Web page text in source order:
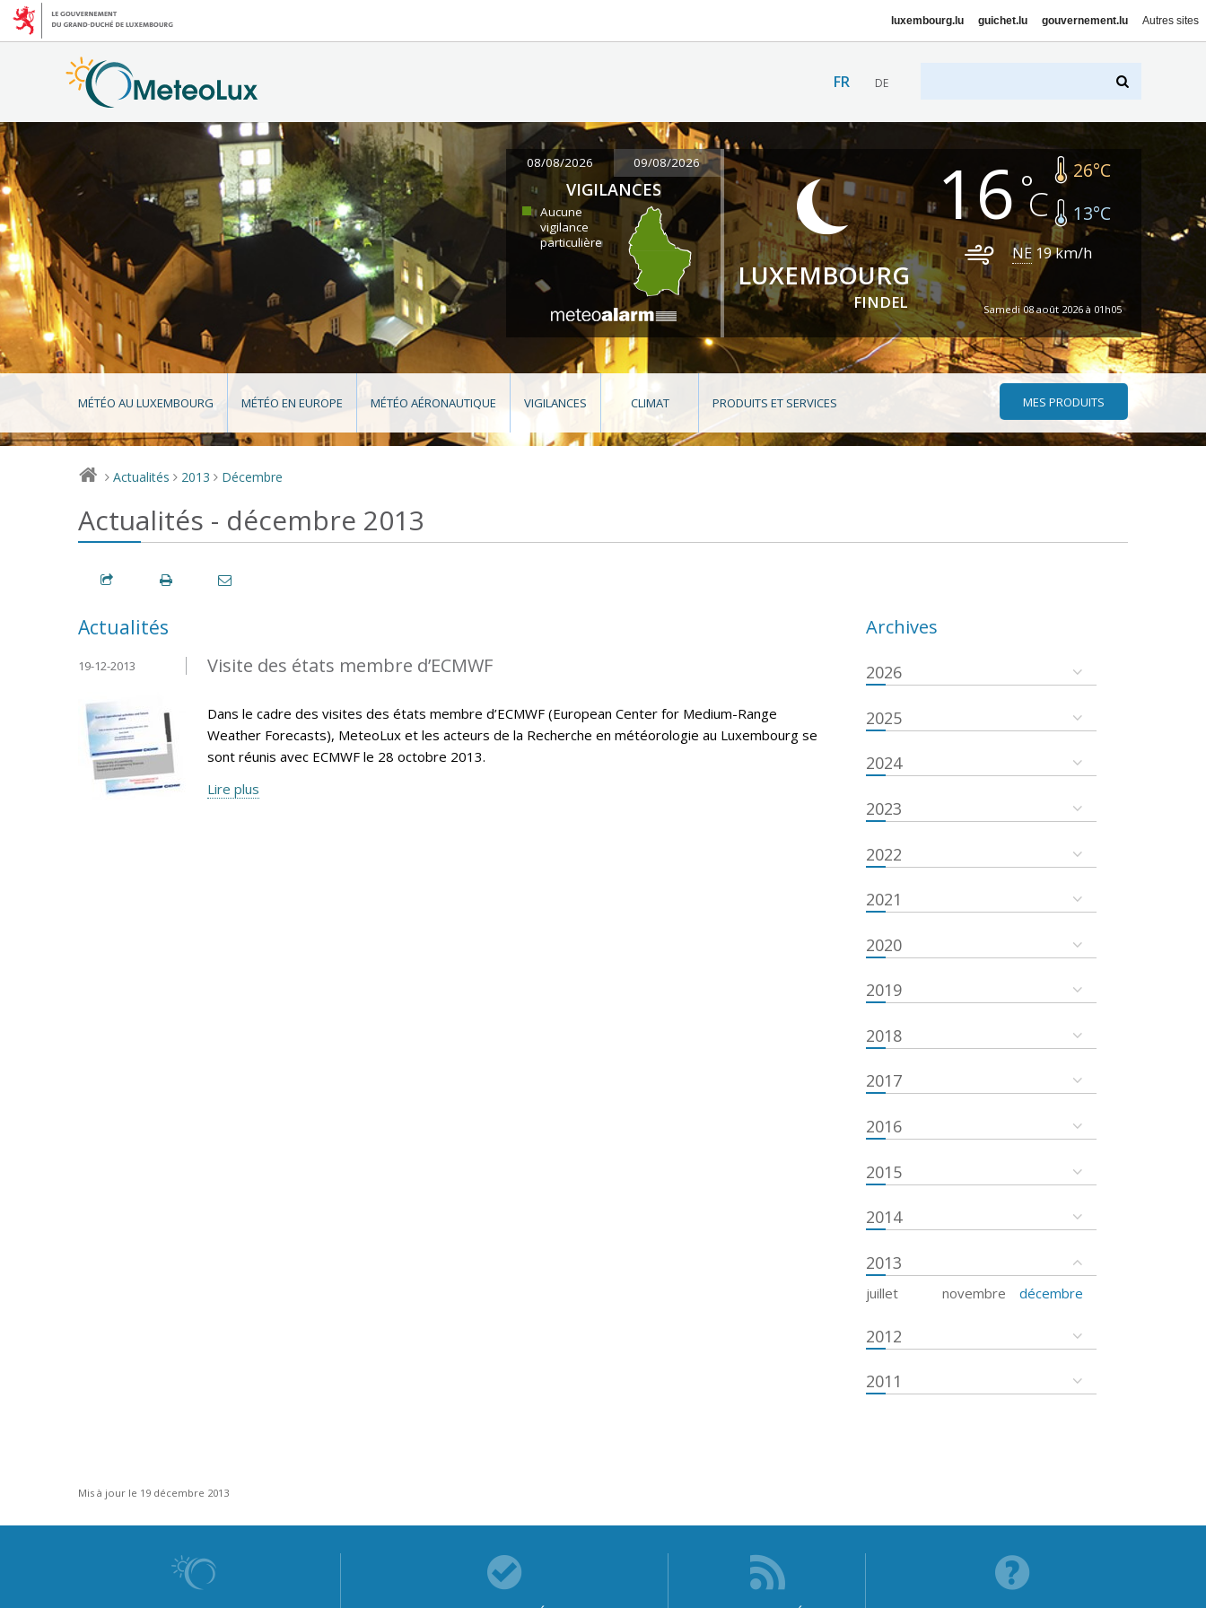
luxembourg.lu guichet.lu gouvernement.lu Autres sites
FR DE
08/08/2026 09/08/2026
VIGILANCES
Aucune
vigilance
particulière
LUXEMBOURG
FINDEL
16 26°C
13°C
NE 19km/h
Samedi 08 août 2026 à 01h05
MÉTÉO AU LUXEMBOURG MÉTÉO EN EUROPE MÉTÉO AÉRONAUTIQUE VIGILANCES CLIMAT PRODUITS ET SERVICES MES PRODUITS
> Actualités > 2013 > Décembre
Actualités - décembre 2013
Actualités
Visite des états membre d’ECMWF
19-12-2013
Dans le cadre des visites des états membre d’ECMWF (European Center for Medium-Range
Weather Forecasts), MeteoLux et les acteurs de la Recherche en météorologie au Luxembourg se
sont réunis avec ECMWF le 28 octobre 2013.
Lire plus
Archives
2026
2025
2024
2023
2022
2021
2020
2019
2018
2017
2016
2015
2014
2013
juillet novembre décembre
2012
2011
Mis à jour le 19 décembre 2013